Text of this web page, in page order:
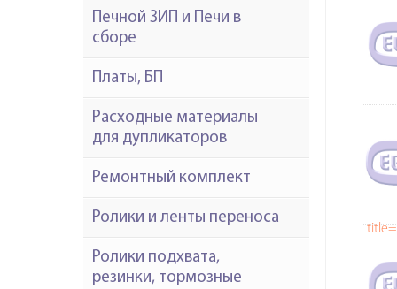
Печной ЗИП и Печи в
сборе
Платы, БП
Расходные материалы
для дупликаторов
Ремонтный комплект
Ролики и ленты переноса
Ролики подхвата,
резинки, тормозные